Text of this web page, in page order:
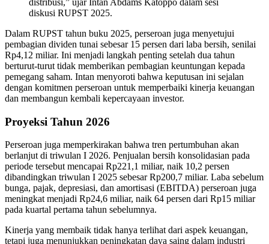
distribusi,” ujar Intan Abdams Katoppo dalam sesi
diskusi RUPST 2025.
Dalam RUPST tahun buku 2025, perseroan juga menyetujui
pembagian dividen tunai sebesar 15 persen dari laba bersih, senilai
Rp4,12 miliar. Ini menjadi langkah penting setelah dua tahun
berturut-turut tidak memberikan pembagian keuntungan kepada
pemegang saham. Intan menyoroti bahwa keputusan ini sejalan
dengan komitmen perseroan untuk memperbaiki kinerja keuangan
dan membangun kembali kepercayaan investor.
Proyeksi Tahun 2026
Perseroan juga memperkirakan bahwa tren pertumbuhan akan
berlanjut di triwulan I 2026. Penjualan bersih konsolidasian pada
periode tersebut mencapai Rp221,1 miliar, naik 10,2 persen
dibandingkan triwulan I 2025 sebesar Rp200,7 miliar. Laba sebelum
bunga, pajak, depresiasi, dan amortisasi (EBITDA) perseroan juga
meningkat menjadi Rp24,6 miliar, naik 64 persen dari Rp15 miliar
pada kuartal pertama tahun sebelumnya.
Kinerja yang membaik tidak hanya terlihat dari aspek keuangan,
tetapi juga menunjukkan peningkatan daya saing dalam industri